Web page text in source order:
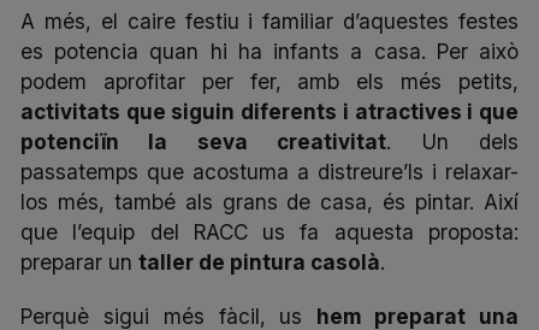
A més, el caire festiu i familiar d’aquestes festes
es potencia quan hi ha infants a casa. Per això
podem aprofitar per fer, amb els més petits,
activitats que siguin diferents i atractives i que
potenciïn la seva creativitat. Un dels
passatemps que acostuma a distreure’ls i relaxar-
los més, també als grans de casa, és pintar. Així
que l’equip del RACC us fa aquesta proposta:
preparar untaller de pintura casolà.
Perquè sigui més fàcil, us hem preparat una